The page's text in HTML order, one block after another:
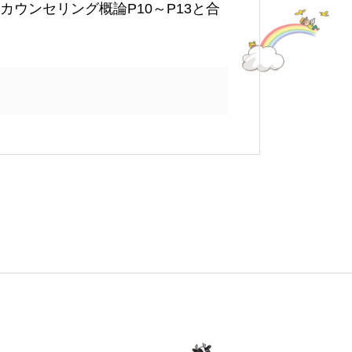
ウンセリング概論P10～P13と合